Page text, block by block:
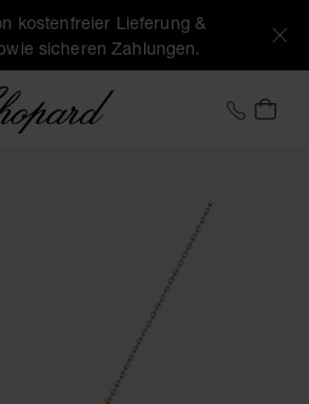
kostenfreier Lieferung &
sicheren Zahlungen.
Chopard +49